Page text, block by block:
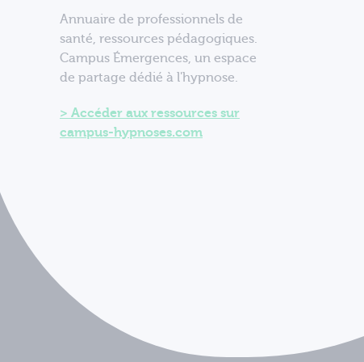
Annuaire de professionnels de
santé, ressources pédagogiques.
Campus Émergences, un espace
de partage dédié à l'hypnose.
Accéder aux ressources sur
campus-hypnoses.com